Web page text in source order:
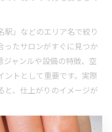
駅」などのエリア名で絞り
ったサロンがすぐに見つか
ジャンルや設備の特徴、空
ントとして重要です。実際
と、仕上がりのイメージが
があるため、複数のレビ